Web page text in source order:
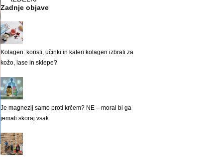
Zadnje objave
Kolagen: koristi, učinki in kateri kolagen izbrati za
kožo, lase in sklepe?
Je magnezij samo proti krčem? NE – moral bi ga
jemati skoraj vsak